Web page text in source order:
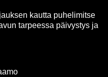
kaut­ta pu­he­li­mit­se
tar­pees­sa päi­vys­tys ja